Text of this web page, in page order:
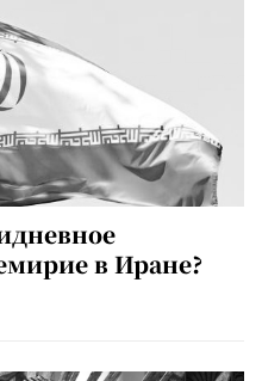
в Иране?